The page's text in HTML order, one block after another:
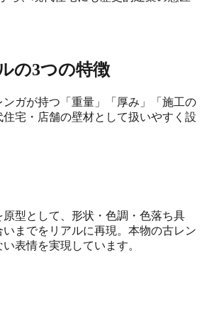
の3つの特徴
ガが持つ「重量」「厚み」「施工の
宅・店舗の壁材として扱いやすく設
型として、形状・色調・色落ち具
までをリアルに再現。本物の古レン
表情を実現しています。